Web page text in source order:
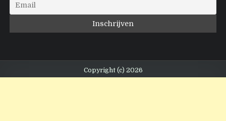
Copyright (c) 2026